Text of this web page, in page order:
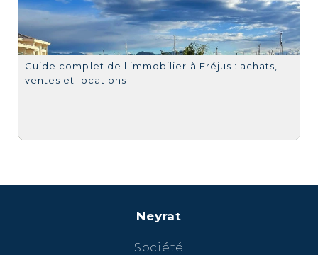
Guide complet de l'immobilier à Fréjus : achats,
ventes et locations
Neyrat
Société